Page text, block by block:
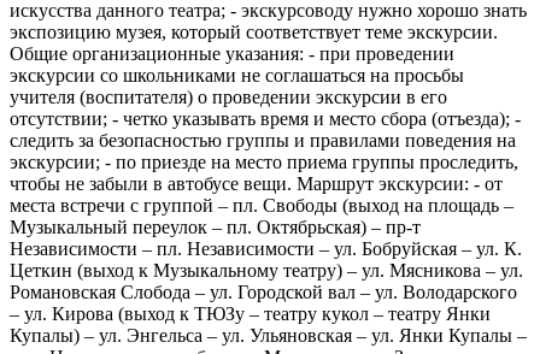
искусства данного театра; - экскурсоводу нужно хорошо знать
экспозицию музея, который соответствует теме экскурсии.
Общие организационные указания: - при проведении
экскурсии со школьниками не соглашаться на просьбы
учителя (воспитателя) о проведении экскурсии в его
отсутствии; - четко указывать время и место сбора (отъезда); -
следить за безопасностью группы и правилами поведения на
экскурсии; - по приезде на место приема группы проследить,
чтобы не забыли в автобусе вещи. Маршрут экскурсии: - от
места встречи с группой – пл. Свободы (выход на площадь –
Музыкальный переулок – пл. Октябрьская) – пр-т
Независимости – пл. Независимости – ул. Бобруйская – ул. К.
Цеткин (выход к Музыкальному театру) – ул. Мясникова – ул.
Романовская Слобода – ул. Городской вал – ул. Володарского
– ул. Кирова (выход к ТЮЗу – театру кукол – театру Янки
Купалы) – ул. Энгельса – ул. Ульяновская – ул. Янки Купалы –